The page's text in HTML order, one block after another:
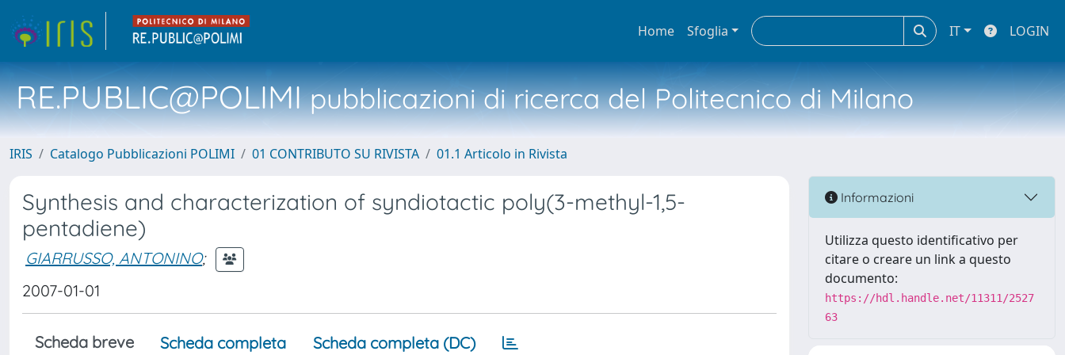
Home Sfoglia IT LOGIN
RE.PUBLIC@POLIMIpubblicazioni di ricerca del Politecnico di Milano
IRIS Catalogo Pubblicazioni POLIMI 01 CONTRIBUTO SU RIVISTA 01.1 Articolo in Rivista
Synthesis and characterization of syndiotactic poly(3-methyl-1,5-
pentadiene)
GIARRUSSO, ANTONINO;
2007-01-01
Scheda breve Scheda completa Scheda completa (DC)
Informazioni
Utilizza questo identificativo per
citare o creare un link a questo
documento:
https://hdl.handle.net/11311/2527
63